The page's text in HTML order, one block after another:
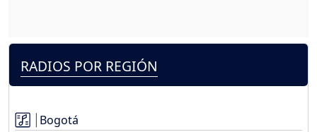
RADIOS POR REGIÓN
Bogotá